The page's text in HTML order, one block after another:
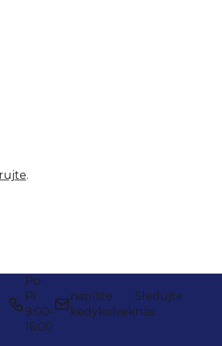
.
Po-
Pi
9:00-
16:00
napíšte
kedykoľvek
Sledujte
nás: